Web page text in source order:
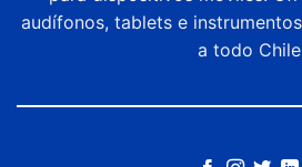
audífonos, tablets e
a todo Chile